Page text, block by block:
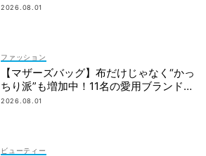
2026.08.01
ファッション
【マザーズバッグ】布だけじゃなく“かっ
ちり派”も増加中！11名の愛用ブランド
は？
2026.08.01
ビューティー